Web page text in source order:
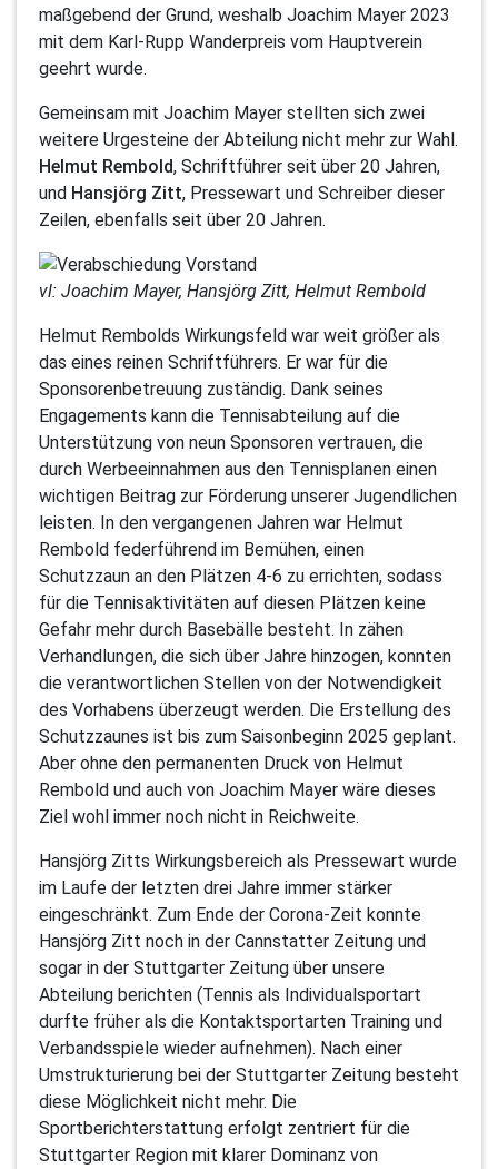
maßgebend der Grund, weshalb Joachim Mayer 2023
mit dem Karl-Rupp Wanderpreis vom Hauptverein
geehrt wurde.
Gemeinsam mit Joachim Mayer stellten sich zwei
weitere Urgesteine der Abteilung nicht mehr zur Wahl.
Helmut Rembold, Schriftführer seit über 20 Jahren,
und Hansjörg Zitt, Pressewart und Schreiber dieser
Zeilen, ebenfalls seit über 20 Jahren.
vl: Joachim Mayer, Hansjörg Zitt, Helmut Rembold
Helmut Rembolds Wirkungsfeld war weit größer als
das eines reinen Schriftführers. Er war für die
Sponsorenbetreuung zuständig. Dank seines
Engagements kann die Tennisabteilung auf die
Unterstützung von neun Sponsoren vertrauen, die
durch Werbeeinnahmen aus den Tennisplanen einen
wichtigen Beitrag zur Förderung unserer Jugendlichen
leisten. In den vergangenen Jahren war Helmut
Rembold federführend im Bemühen, einen
Schutzzaun an den Plätzen 4-6 zu errichten, sodass
für die Tennisaktivitäten auf diesen Plätzen keine
Gefahr mehr durch Basebälle besteht. In zähen
Verhandlungen, die sich über Jahre hinzogen, konnten
die verantwortlichen Stellen von der Notwendigkeit
des Vorhabens überzeugt werden. Die Erstellung des
Schutzzaunes ist bis zum Saisonbeginn 2025 geplant.
Aber ohne den permanenten Druck von Helmut
Rembold und auch von Joachim Mayer wäre dieses
Ziel wohl immer noch nicht in Reichweite.
Hansjörg Zitts Wirkungsbereich als Pressewart wurde
im Laufe der letzten drei Jahre immer stärker
eingeschränkt. Zum Ende der Corona-Zeit konnte
Hansjörg Zitt noch in der Cannstatter Zeitung und
sogar in der Stuttgarter Zeitung über unsere
Abteilung berichten (Tennis als Individualsportart
durfte früher als die Kontaktsportarten Training und
Verbandsspiele wieder aufnehmen). Nach einer
Umstrukturierung bei der Stuttgarter Zeitung besteht
diese Möglichkeit nicht mehr. Die
Sportberichterstattung erfolgt zentriert für die
Stuttgarter Region mit klarer Dominanz von